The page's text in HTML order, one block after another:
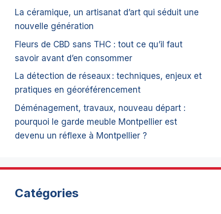
La céramique, un artisanat d’art qui séduit une
nouvelle génération
Fleurs de CBD sans THC : tout ce qu’il faut
savoir avant d’en consommer
La détection de réseaux : techniques, enjeux et
pratiques en géoréférencement
Déménagement, travaux, nouveau départ :
pourquoi le garde meuble Montpellier est
devenu un réflexe à Montpellier ?
Catégories